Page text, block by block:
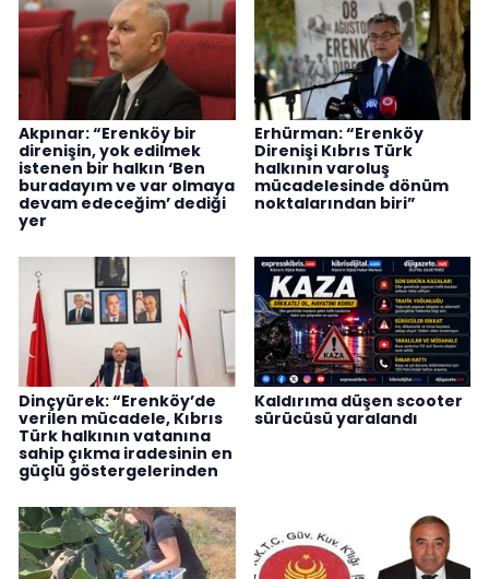
Akpınar: “Erenköy bir
direnişin, yok edilmek
istenen bir halkın ‘Ben
buradayım ve var olmaya
devam edeceğim’ dediği
yer
Erhürman: “Erenköy
Direnişi Kıbrıs Türk
halkının varoluş
mücadelesinde dönüm
noktalarından biri”
Dinçyürek: “Erenköy’de
verilen mücadele, Kıbrıs
Türk halkının vatanına
sahip çıkma iradesinin en
güçlü göstergelerinden
Kaldırıma düşen scooter
sürücüsü yaralandı